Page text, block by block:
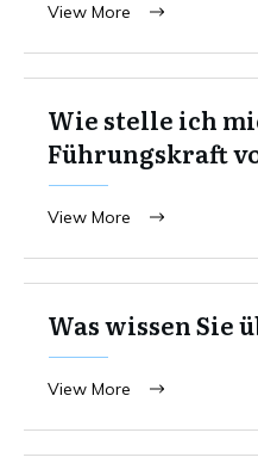
View More
Wie stelle ich
Führungskraft
View More
Was wissen Sie
View More